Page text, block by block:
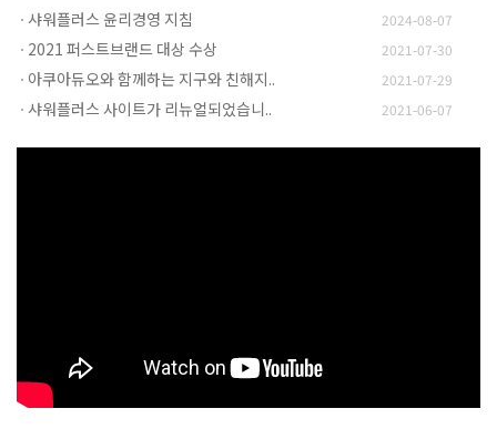
샤워플러스 윤리경영 지침 2024-08-07
2021 퍼스트브랜드 대상 수상 2021-07-30
아쿠아듀오와 함께하는 지구와 친해지.. 2021-07-29
샤워플러스 사이트가 리뉴얼되었습니.. 2021-06-07